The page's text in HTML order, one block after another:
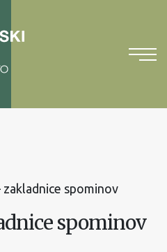
zakladnice spominov
spominov